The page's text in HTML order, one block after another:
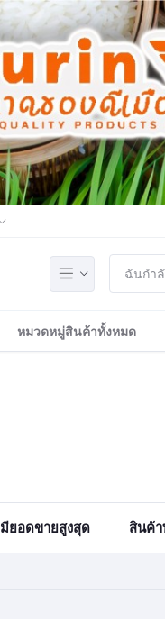
หมวดหมู่สินค้าทั้งหมด
มียอดขายสูงสุด สินค้